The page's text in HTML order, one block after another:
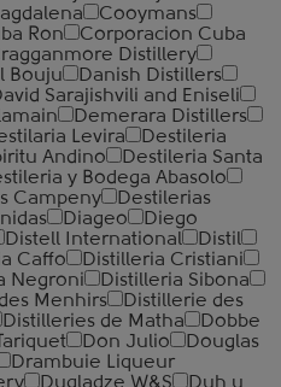
Cooymans
Ron
Corporacion Cuba
Distillery
Bouju
Danish Distillers
Sarajishvili and Eniseli
Demerara Distillers
Levira
Destileria
Andino
Destileria Santa
y Bodega Abasolo
Campeny
Destilerias
Diageo
Diego
Distell International
Distil
Caffo
Distilleria Cristiani
Negroni
Distilleria Sibona
Menhirs
Distillerie des
Distilleries de Matha
Dobbe
Tariquet Don Julio
Douglas
Drambuie Liqueur